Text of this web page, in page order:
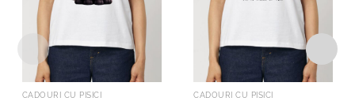
CADOURI CU PISICI CADOURI CU PISICI